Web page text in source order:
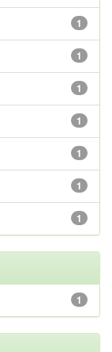
1
1
1
1
1
1
1
1